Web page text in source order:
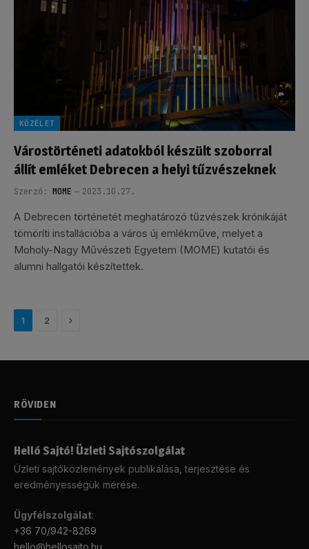
KÖZÉLET
Várostörténeti adatokból készült szoborral
állít emléket Debrecen a helyi tűzvészeknek
Szerző: MOME 2023.10.27.
A Debrecen történetét meghatározó tűzvészek krónikáját
tömöríti installációba a város új emlékműve, melyet a
Moholy-Nagy Művészeti Egyetem (MOME) kutatói és
alumni hallgatói készítettek.
1 2 Következő
RÖVIDEN
Helló Sajtó! Üzleti Sajtószolgálat
Üzleti sajtóközlemények publikálása, terjesztése és
eredményességük mérése.
Ügyfélszolgálat:
+36 70/942-8269